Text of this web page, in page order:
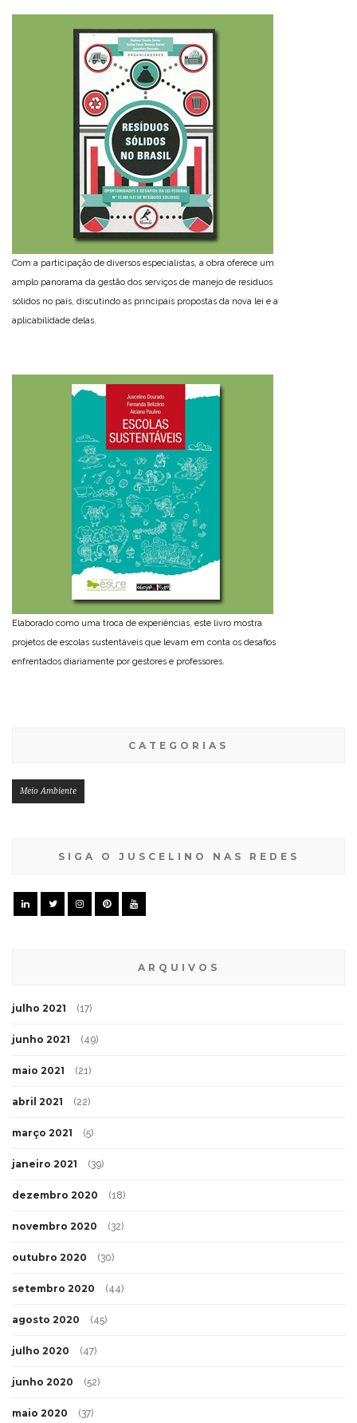
Com a participação de diversos especialistas, a obra oferece um
amplo panorama da gestão dos serviços de manejo de resíduos
sólidos no país, discutindo as principais propostas da nova lei e a
aplicabilidade delas.
Elaborado como uma troca de experiências, este livro mostra
projetos de escolas sustentáveis que levam em conta os desafios
enfrentados diariamente por gestores e professores.
CATEGORIAS
Meio Ambiente
SIGA O JUSCELINO NAS REDES
ARQUIVOS
julho 2021 (17)
junho 2021 (49)
maio 2021 (21)
abril 2021 (22)
março 2021 (5)
janeiro 2021 (39)
dezembro 2020 (18)
novembro 2020 (32)
outubro 2020 (30)
setembro 2020 (44)
agosto 2020 (45)
julho 2020 (47)
junho 2020 (52)
maio 2020 (37)